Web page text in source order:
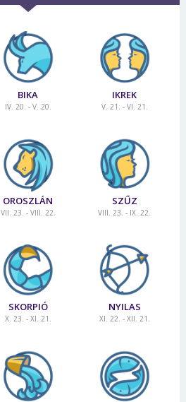
BIKA
IV. 20. - V. 20.
IKREK
V. 21. - VI. 21.
OROSZLÁN
VII. 23. - VIII. 22.
SZŰZ
VIII. 23. - IX. 22.
SKORPIÓ
X. 23. - XI. 21.
NYILAS
XI. 22. - XII. 21.